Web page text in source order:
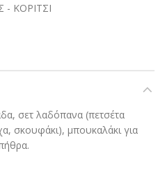
- ΚΟΡΙΤΣΙ
σετ λαδόπανα (πετσέτα
σκουφάκι), μπουκαλάκι για